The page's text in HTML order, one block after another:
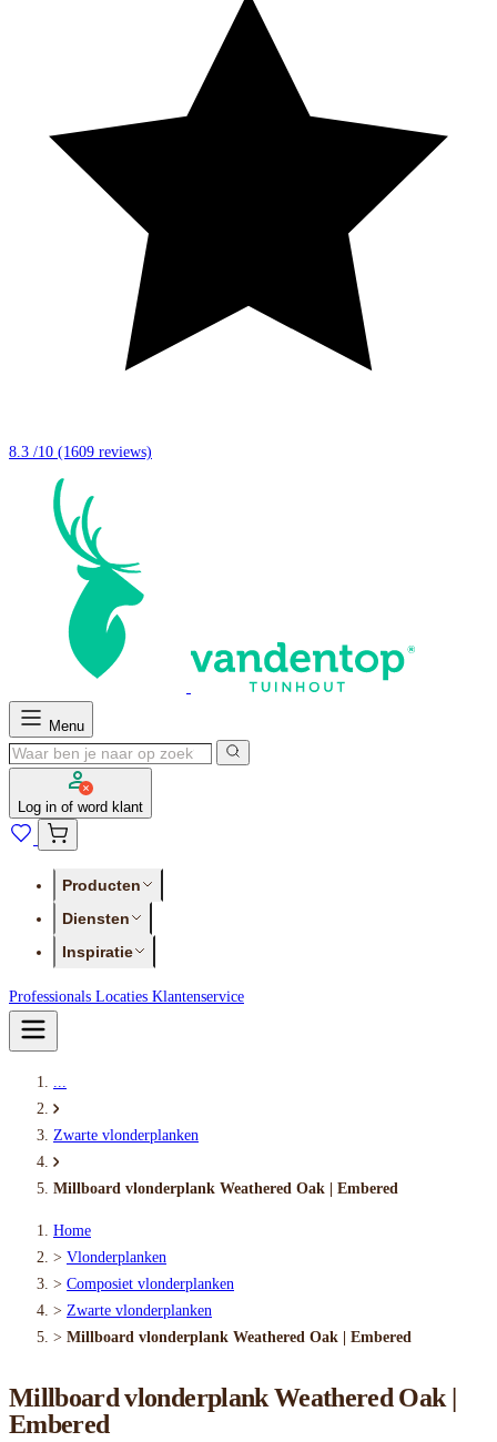
8.3 /10 (1609 reviews)
Menu
Log in of word klant
Producten
Diensten
Inspiratie
Professionals Locaties Klantenservice
...
Zwarte vlonderplanken
Millboard vlonderplank Weathered Oak | Embered
Home
> Vlonderplanken
> Composiet vlonderplanken
> Zwarte vlonderplanken
> Millboard vlonderplank Weathered Oak | Embered
Millboard vlonderplank Weathered Oak |
Embered